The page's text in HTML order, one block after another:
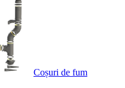
Coșuri de fum